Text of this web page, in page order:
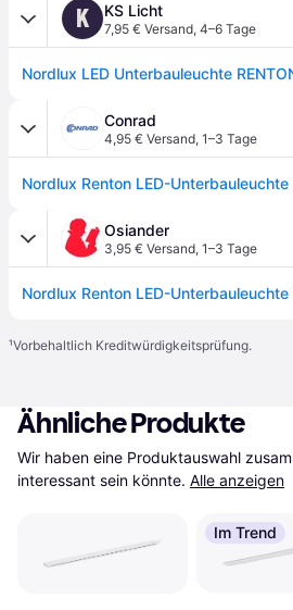
K KS Licht
7,95 € Versand, 4–6 Tage
Conrad
4,95 € Versand, 1–3 Tage
Osiander
3,95 € Versand, 1–3 Tage
¹Vorbehaltlich Kreditwürdigkeitsprüfung.
Ähnliche Produkte
Wir haben eine Produktauswahl
interessant sein könnte. Alle anzeigen
Im Trend